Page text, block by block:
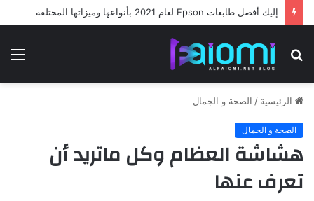
إليك أفضل طابعات Epson لعام 2021 بأنواعها وميزاتها المختلفة
الرئيسية / الصحة و الجمال
الصحة و الجمال
هشاشة العظام وكل ماتريد أن
تعرف عنها